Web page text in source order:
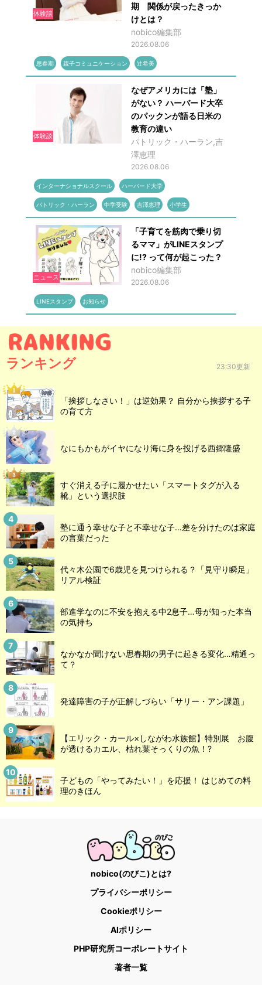
体験談
期 関係が戻ったきっか
けとは？
nobico編集部
2026.08.06
思春期 親子コミュニケーション 辻希美
体験談
なぜアメリカには「塾」
がない？ ハーバード大卒
のパックンが語る日米の
教育の違い
パトリック・ハーラン,吉
澤恵理
2026.08.06
インターナショナルスクール ハーバード大学
パトリック・ハーラン 中学受験 吉澤恵理 小学生
ニュース
「子育てを筋肉で乗り切
るママ」がLINEスタンプ
に!? って何が起こった？
nobico編集部
2026.08.06
LINEスタンプ お知らせ
ランキング 23:30更新
「挨拶しなさい！」は逆効果？ 自分から挨拶する子
の育て方
なにもかもがイヤになり海に身を投げる西郷隆盛
すぐ消える子に履かせたい「スマートタグが入る
靴」という選択肢
塾に通う幸せな子と不幸せな子…差を分けたのは家庭
の言葉だった
代々木公園で6歳児を見つけられる？「見守り瞬足」
リアル検証
部進学なのに不安を抱える中2息子…母が知った本当
の気持ち
なかなか聞けない思春期の男子に起きる変化…精通っ
て？
発達障害の子が正解しづらい「サリー・アン課題」
【エリック・カール×しながわ水族館】特別展 お腹
が透けるカエル、枯れ葉そっくりの魚！?
子どもの「やってみたい！」を応援！ はじめての料
理のきほん
nobico(のびこ)とは?
プライバシーポリシー
Cookieポリシー
AIポリシー
PHP研究所コーポレートサイト
著者一覧